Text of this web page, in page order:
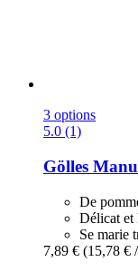
3 options
5.0 (1)
Gölles
De
Délicat et
Se marie
7,89 € (15,78 €